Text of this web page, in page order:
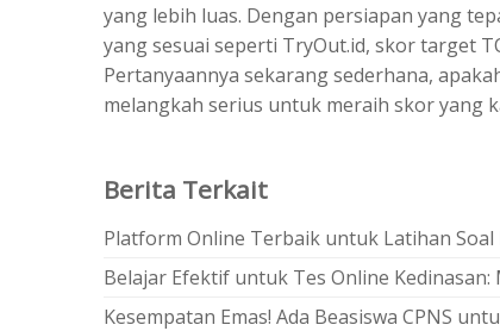
yang lebih luas. Dengan persiapan yang
yang sesuai seperti TryOut.id, skor target
Pertanyaannya sekarang sederhana,
melangkah serius untuk meraih skor yang
Berita Terkait
Platform Online Terbaik untuk Latihan Soal
Belajar Efektif untuk Tes Online
Kesempatan Emas! Ada Beasiswa CPNS